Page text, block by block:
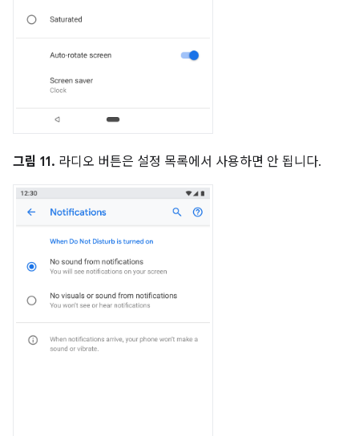
그림 11. 라디오 버튼은 설정 목록에서 사용하면 안 됩니다.